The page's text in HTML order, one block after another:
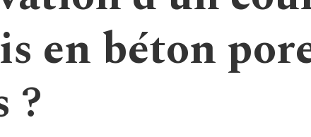
en béton
?